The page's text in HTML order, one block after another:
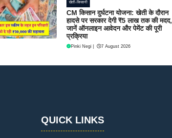
खेती-किसानी
CM किसान दुर्घटना योजना: खेती के दौरान
हादसे पर सरकार देगी ₹5 लाख तक की मदद,
जानें ऑनलाइन आवेदन और पेमेंट की पूरी
प्रक्रिया
Pinki Negi 7 August 2026
QUICK LINKS